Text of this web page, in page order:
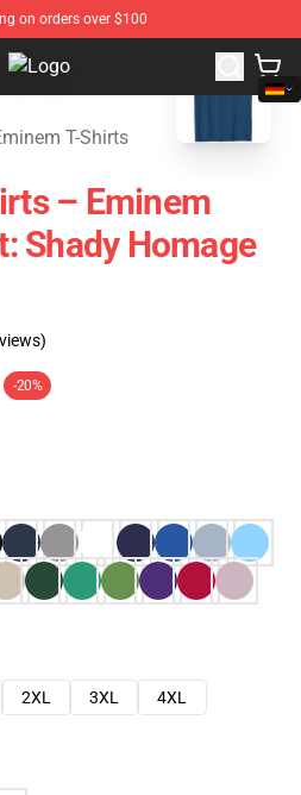
on orders over $100
Eminem Store - Official Eminem
T-Shirts
blank template
– Eminem
Shady Homage
-20%
2XL 3XL
4XL